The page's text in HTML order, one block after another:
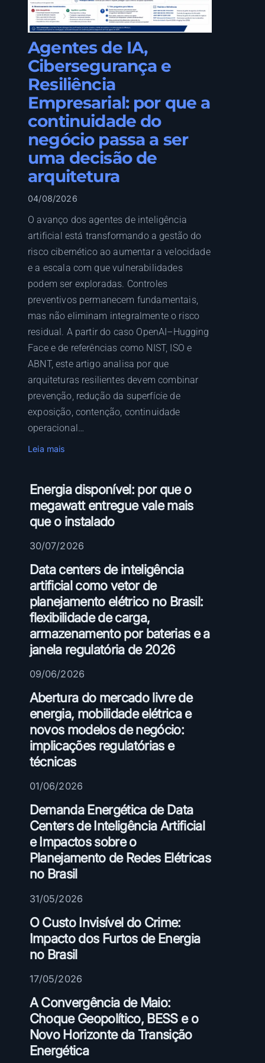
Agentes de IA,
Cibersegurança e
Resiliência
Empresarial: por que a
continuidade do
negócio passa a ser
uma decisão de
arquitetura
04/08/2026
O avanço dos agentes de inteligência
artificial está transformando a gestão do
risco cibernético ao aumentar a velocidade
e a escala com que vulnerabilidades
podem ser exploradas. Controles
preventivos permanecem fundamentais,
mas não eliminam integralmente o risco
residual. A partir do caso OpenAI–Hugging
Face e de referências como NIST, ISO e
ABNT, este artigo analisa por que
arquiteturas resilientes devem combinar
prevenção, redução da superfície de
exposição, contenção, continuidade
operacional…
Leia mais
e
n
t
s
e
I
A
C
i
e
s
e
g
u
r
n
e
R
e
s
l
i
ê
n
c
i
E
m
p
r
Energia disponível: por que o
megawatt entregue vale mais
que o instalado
30/07/2026
Data centers de inteligência
artificial como vetor de
planejamento elétrico no Brasil:
flexibilidade de carga,
armazenamento por baterias e a
janela regulatória de 2026
09/06/2026
Abertura do mercado livre de
energia, mobilidade elétrica e
novos modelos de negócio:
implicações regulatórias e
técnicas
01/06/2026
Demanda Energética de Data
Centers de Inteligência Artificial
e Impactos sobre o
Planejamento de Redes Elétricas
no Brasil
31/05/2026
O Custo Invisível do Crime:
Impacto dos Furtos de Energia
no Brasil
17/05/2026
A Convergência de Maio:
Choque Geopolítico, BESS e o
Novo Horizonte da Transição
Energética